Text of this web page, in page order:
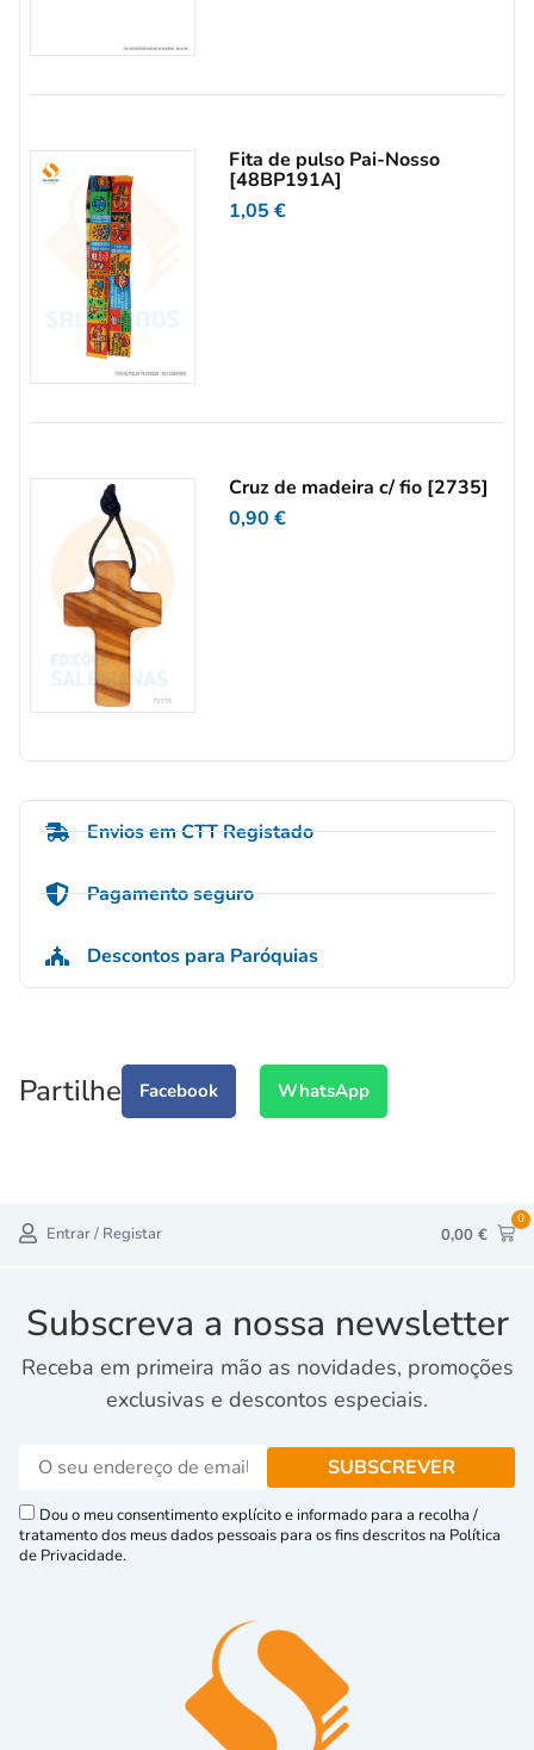
Fita de pulso Pai-Nosso
[48BP191A]
1,05€
Cruz de madeira c/ fio [2735]
0,90€
Envios em CTT Registado
Pagamento seguro
Descontos para Paróquias
Partilhe Facebook WhatsApp
Entrar / Registar 0,00 €
0
Subscreva a nossa newsletter
Receba em primeira mão as novidades, promoções
exclusivas e descontos especiais.
Dou o meu consentimento explícito e informado para a recolha /
tratamento dos meus dados pessoais para os fins descritos na Política
de Privacidade.